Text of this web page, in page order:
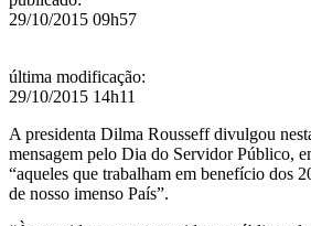
trabalhadores
29/10/2015 09h57
última modificação:
29/10/2015 14h11
A presidenta Dilma Rousseff divulgou
mensagem pelo Dia do Servidor Público,
“aqueles que trabalham em benefício dos
de nosso imenso País”.